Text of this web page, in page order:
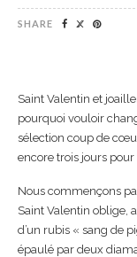
SHARE
Saint Valentin et
pourquoi vouloir
sélection coup de
encore trois jours
Nous commençons
Saint Valentin oblige,
d’un rubis « sang de
épaulé par deux